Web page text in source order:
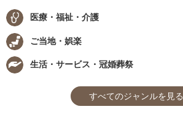
医療・福祉・介護
ご当地・娯楽
生活・サービス・冠婚葬祭
すべてのジャンルを見る